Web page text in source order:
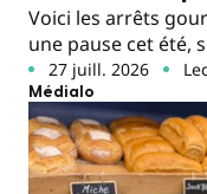
Voici les arrêts
une pause cet été,
27 juill. 2026
Médialo